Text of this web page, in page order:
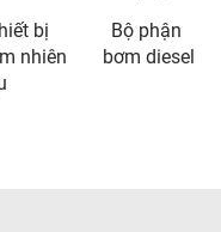
bị
nhiên
Bộ phận
bơm diesel